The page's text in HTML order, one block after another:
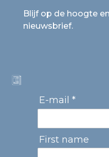
Blijf op de hoogte
nieuwsbrief.
E-mail *
First name